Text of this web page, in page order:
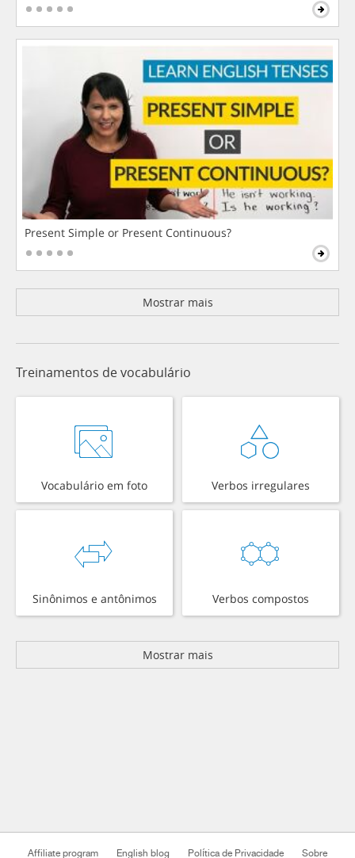
Present Simple or Present Continuous?
Mostrar mais
Treinamentos de vocabulário
Vocabulário em foto Verbos irregulares
Sinônimos e antônimos Verbos compostos
Mostrar mais
Affiliate program English blog Política de Privacidade Sobre